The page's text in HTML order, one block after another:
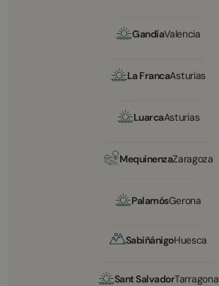
GandíaValencia
La FrancaAsturias
LuarcaAsturias
MequinenzaZaragoza
PalamósGerona
SabiñánigoHuesca
Sant SalvadorTarragona